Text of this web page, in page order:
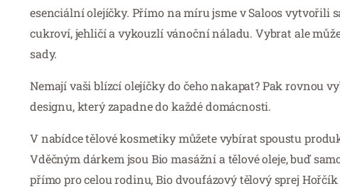
esenciální olejíčky. Přímo na míru jsme v Saloos vytvořili
cukroví, jehličí a vykouzlí vánoční náladu. Vybrat ale
sady.
Nemají vaši blízcí olejíčky do čeho nakapat? Pak rovnou
designu, který zapadne do každé domácnosti.
V nabídce tělové kosmetiky můžete vybírat spoustu
Vděčným dárkem jsou Bio masážní a tělové oleje, buď
přímo pro celou rodinu, Bio dvoufázový tělový sprej